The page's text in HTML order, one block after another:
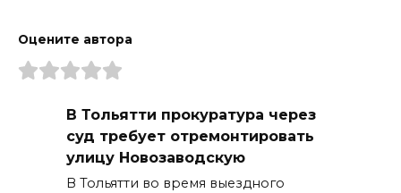
Оцените автора
В Тольятти прокуратура через
суд требует отремонтировать
улицу Новозаводскую
В Тольятти во время выездного